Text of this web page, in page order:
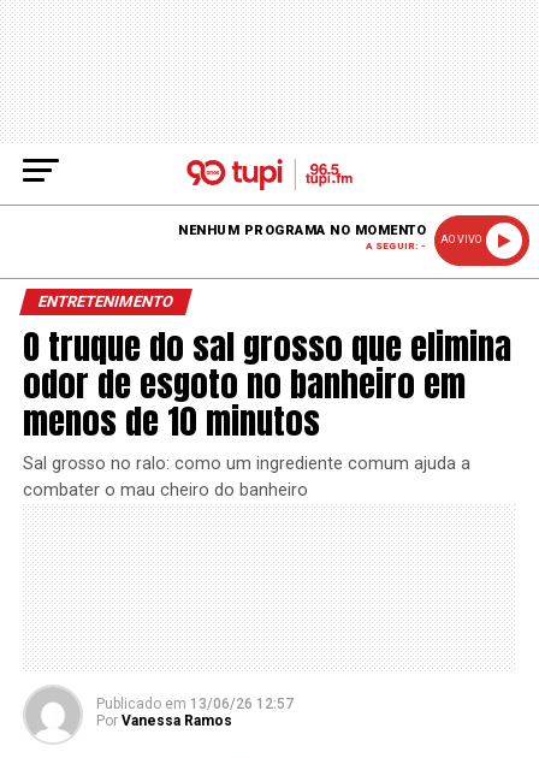
NENHUM PROGRAMA NO MOMENTO
A SEGUIR: -
AO VIVO
ENTRETENIMENTO
O truque do sal grosso que elimina
odor de esgoto no banheiro em
menos de 10 minutos
Sal grosso no ralo: como um ingrediente comum ajuda a
combater o mau cheiro do banheiro
Publicado em 13/06/26 12:57
Por Vanessa Ramos